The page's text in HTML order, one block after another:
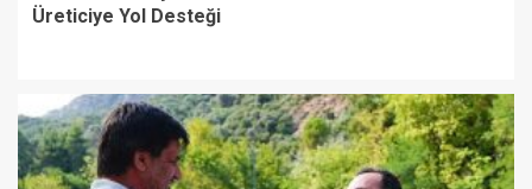
Üreticiye Yol Desteği